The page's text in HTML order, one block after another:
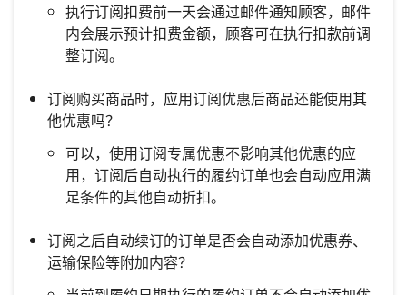
执行订阅扣费前一天会通过邮件通知顾客，邮件
内会展示预计扣费金额，顾客可在执行扣款前调
整订阅。
订阅购买商品时，应用订阅优惠后商品还能使用其
他优惠吗？
可以，使用订阅专属优惠不影响其他优惠的应
用，订阅后自动执行的履约订单也会自动应用满
足条件的其他自动折扣。
订阅之后自动续订的订单是否会自动添加优惠券、
运输保险等附加内容？